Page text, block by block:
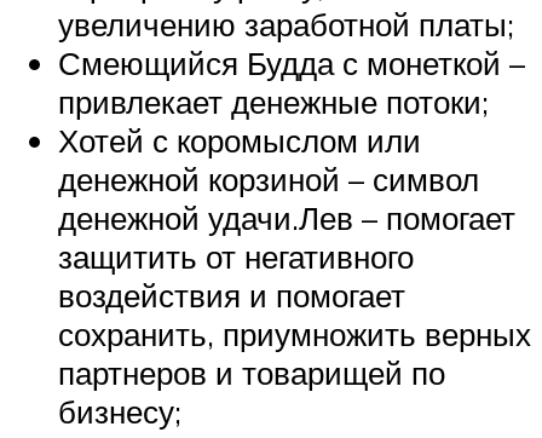
увеличению заработной платы;
Смеющийся Будда с монеткой –
привлекает денежные потоки;
Хотей с коромыслом или
денежной корзиной – символ
денежной удачи.Лев – помогает
защитить от негативного
воздействия и помогает
сохранить, приумножить верных
партнеров и товарищей по
бизнесу;